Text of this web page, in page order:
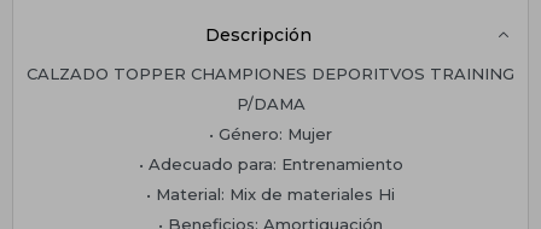
Descripción
CALZADO TOPPER CHAMPIONES DEPORITVOS TRAINING
P/DAMA
• Género: Mujer
• Adecuado para: Entrenamiento
• Material: Mix de materiales Hi
• Beneficios: Amortiguación